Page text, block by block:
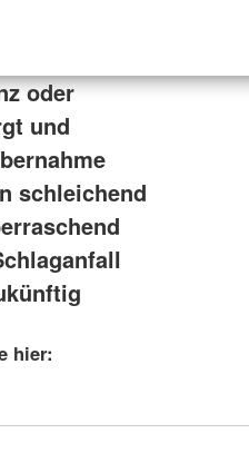
oder
und
schleichend
hier: